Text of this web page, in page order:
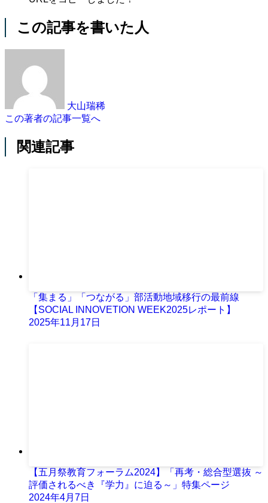
この記事を書いた人
大山瑞稀
この著者の記事一覧へ
関連記事
「集まる」「つながる」部活動地域移行の最前線
【SOCIAL INNOVETION WEEK2025レポート】
2025年11月17日
【五月祭教育フォーラム2024】「再考・総合型選抜 ～
評価されるべき『学力』に迫る～」特集ページ
2024年4月7日